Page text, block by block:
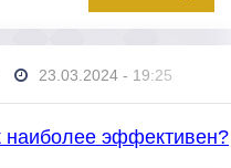
23.03.2024 - 19:25
эффективен?